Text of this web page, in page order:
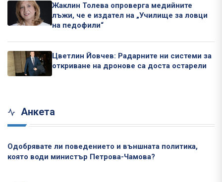
Жаклин Толева опроверга медийните
лъжи, че е издател на „Училище за ловци
на педофили“
Цветлин Йовчев: Радарните ни системи за
откриване на дронове са доста остарели
Анкета
Одобрявате ли поведението и външната политика,
която води министър Петрова-Чамова?